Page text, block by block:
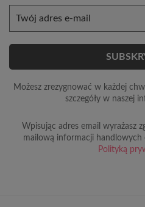
Możesz zrezygnować w każdej
szczegóły w naszej
Wpisując adres email wyrażasz
mailową informacji handlowych
Polityką